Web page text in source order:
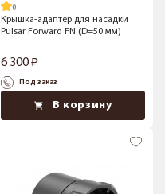
Крышка-адаптер для насадки
Pulsar Forward FN (D=50 мм)
6 300
Под заказ
В корзину